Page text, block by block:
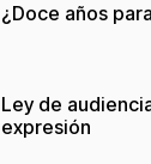
¿Doce años
Ley de
expresión